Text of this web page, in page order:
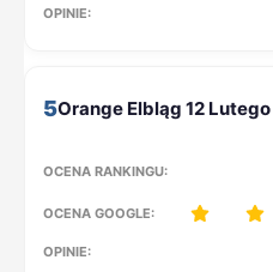
5